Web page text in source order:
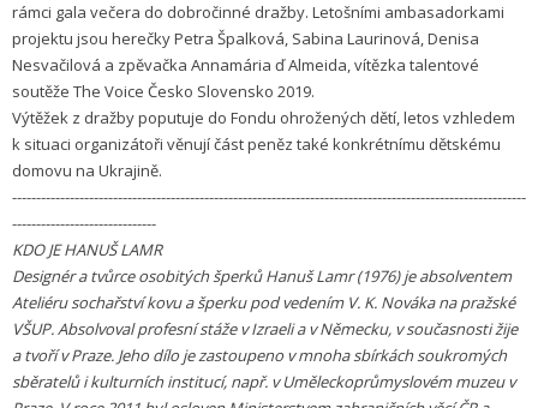
rámci gala večera do dobročinné dražby. Letošními ambasadorkami
projektu jsou herečky Petra Špalková, Sabina Laurinová, Denisa
Nesvačilová a zpěvačka Annamária ď Almeida, vítězka talentové
soutěže The Voice Česko Slovensko 2019.
Výtěžek z dražby poputuje do Fondu ohrožených dětí, letos vzhledem
k situaci organizátoři věnují část peněz také konkrétnímu dětskému
domovu na Ukrajině.
-----------------------------------------------------------------------------------------------------------
------------------------------
KDO JE HANUŠ LAMR
Designér a tvůrce osobitých šperků Hanuš Lamr (1976) je absolventem
Ateliéru sochařství kovu a šperku pod vedením V. K. Nováka na pražské
VŠUP. Absolvoval profesní stáže v Izraeli a v Německu, v současnosti žije
a tvoří v Praze. Jeho dílo je zastoupeno v mnoha sbírkách soukromých
sběratelů i kulturních institucí, např. v Uměleckoprůmyslovém muzeu v